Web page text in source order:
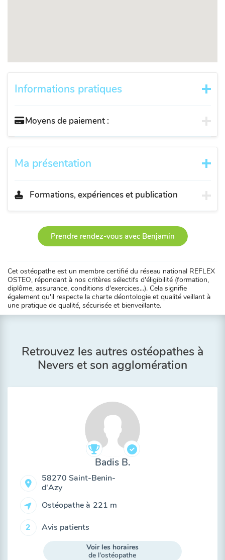
Informations pratiques
Moyens de paiement :
Ma présentation
Formations, expériences et publication
Prendre rendez-vous avec Benjamin
Cet ostéopathe est un membre certifié du réseau national REFLEX
OSTEO, répondant à nos critères sélectifs d'éligibilité (formation,
diplôme, assurance, conditions d'exercices...). Cela signifie
également qu'il respecte la charte déontologie et qualité veillant à
une pratique de qualité, sécurisée et bienveillante.
Retrouvez les autres ostéopathes à
Nevers et son agglomération
Badis B.
58270 Saint-Benin-
d'Azy
Ostéopathe à 221 m
2 Avis patients
Voir les horaires
de l'ostéopathe